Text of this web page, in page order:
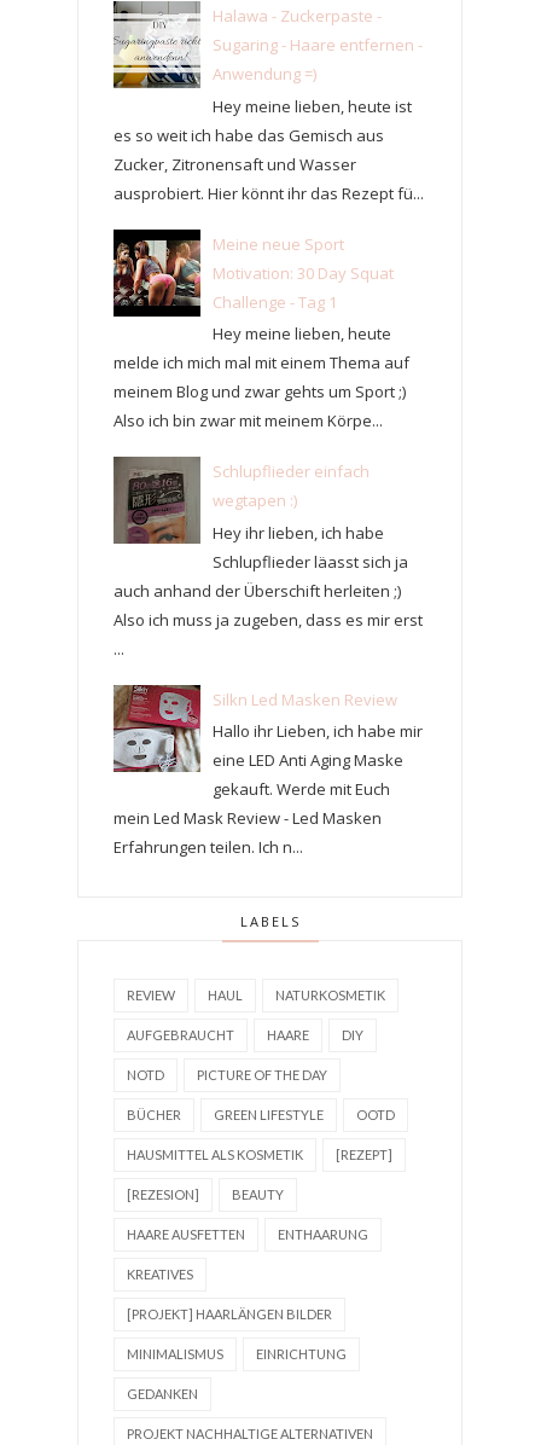
Halawa - Zuckerpaste -
Sugaring - Haare entfernen -
Anwendung =)
Hey meine lieben, heute ist
es so weit ich habe das Gemisch aus
Zucker, Zitronensaft und Wasser
ausprobiert. Hier könnt ihr das Rezept fü...
Meine neue Sport
Motivation: 30 Day Squat
Challenge - Tag 1
Hey meine lieben, heute
melde ich mich mal mit einem Thema auf
meinem Blog und zwar gehts um Sport ;)
Also ich bin zwar mit meinem Körpe...
Schlupflieder einfach
wegtapen :)
Hey ihr lieben, ich habe
Schlupflieder läasst sich ja
auch anhand der Überschift herleiten ;)
Also ich muss ja zugeben, dass es mir erst
...
Silkn Led Masken Review
Hallo ihr Lieben, ich habe mir
eine LED Anti Aging Maske
gekauft. Werde mit Euch
mein Led Mask Review - Led Masken
Erfahrungen teilen. Ich n...
LABELS
REVIEW HAUL NATURKOSMETIK
AUFGEBRAUCHT HAARE DIY
NOTD PICTURE OF THE DAY
BÜCHER GREEN LIFESTYLE OOTD
HAUSMITTEL ALS KOSMETIK [REZEPT]
[REZESION] BEAUTY
HAARE AUSFETTEN ENTHAARUNG
KREATIVES
[PROJEKT] HAARLÄNGEN BILDER
MINIMALISMUS EINRICHTUNG
GEDANKEN
PROJEKT NACHHALTIGE ALTERNATIVEN